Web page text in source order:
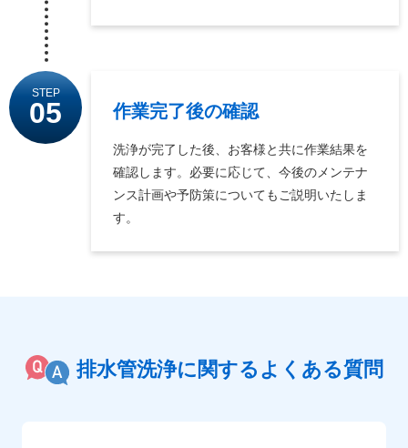
STEP
05 作業完了後の確認
洗浄が完了した後、お客様と共に作業結果を
確認します。必要に応じて、今後のメンテナ
ンス計画や予防策についてもご説明いたしま
す。
排水管洗浄に関するよくある質問